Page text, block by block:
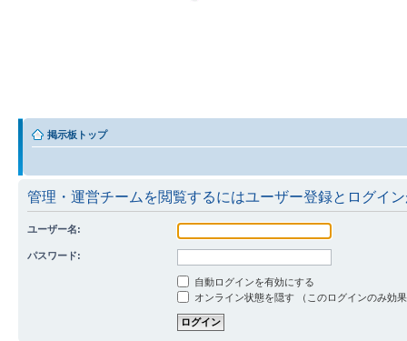
掲示板トップ
管理・運営チームを閲覧するにはユーザー登録とログイ
ユーザー名:
パスワード:
自動ログインを有効にする
オンライン状態を隠す （このログインのみ効